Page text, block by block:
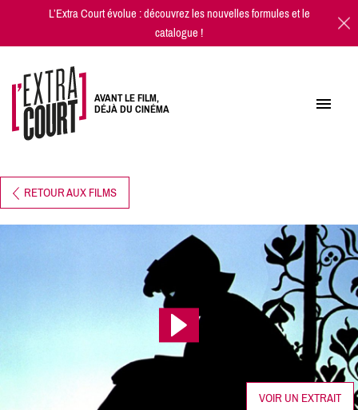
L’Extra Court évolue : découvrez lesnouvelles formulesetle
catalogue!
AVANT LE FILM,
DÉJÀ DU CINÉMA
RETOUR AUX FILMS
VOIR UN EXTRAIT